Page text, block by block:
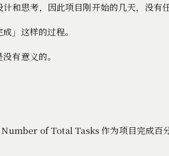
和思考，因此项目刚开始的几天，没有
」这样的过程。
有意义的。
of Total Tasks 作为项目完成百